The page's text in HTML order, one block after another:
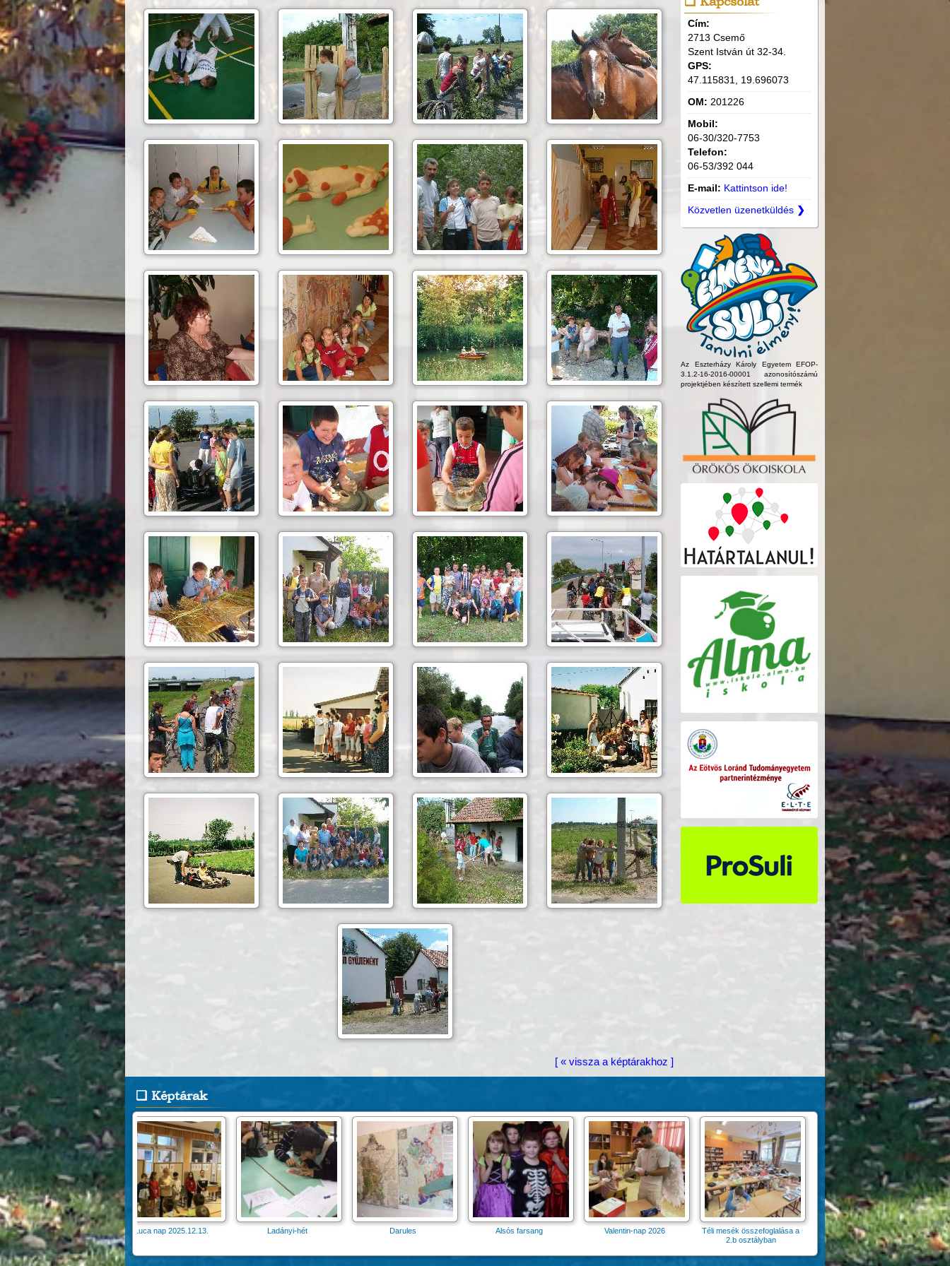
[ « vissza a képtárakhoz ]
Cím:
2713 Csemő
Szent István út 32-34.
GPS:
47.115831, 19.696073
OM: 201226
Mobil:
06-30/320-7753
Telefon:
06-53/392 044
E-mail: Kattintson ide!
Közvetlen üzenetküldés ❯
Az Eszterházy Károly Egyetem EFOP-
3.1.2-16-2016-00001 azonosítószámú
projektjében készített szellemi termék
Képtárak
Luca nap 2025.12.13. Ladányi-hét Darules Alsós farsang Valentin-nap 2026
Téli mesék összefoglalása a
Sportnap